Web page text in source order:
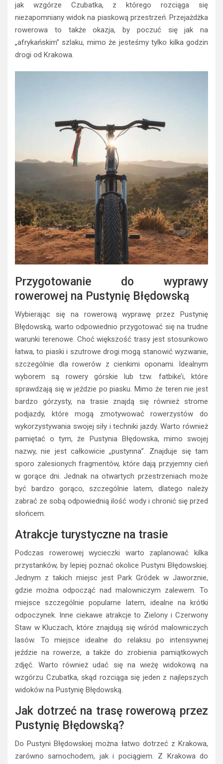
jak wzgórze Czubatka, z którego rozciąga się
niezapomniany widok na piaskową przestrzeń. Przejażdżka
rowerowa to także okazja, by poczuć się jak na
„afrykańskim” szlaku, mimo że jesteśmy tylko kilka godzin
drogi od Krakowa.
Przygotowanie do wyprawy
rowerowej na Pustynię Błędowską
Wybierając się na rowerową wyprawę przez Pustynię
Błędowską, warto odpowiednio przygotować się na trudne
warunki terenowe. Choć większość trasy jest stosunkowo
łatwa, to piaski i szutrowe drogi mogą stanowić wyzwanie,
szczególnie dla rowerów z cienkimi oponami. Idealnym
wyborem są rowery górskie lub tzw. fatbike’i, które
sprawdzają się w jeździe po piasku. Mimo że teren nie jest
bardzo górzysty, na trasie znajdą się również strome
podjazdy, które mogą zmotywować rowerzystów do
wykorzystywania swojej siły i techniki jazdy. Warto również
pamiętać o tym, że Pustynia Błędowska, mimo swojej
nazwy, nie jest całkowicie „pustynna”. Znajduje się tam
sporo zalesionych fragmentów, które dają przyjemny cień
w gorące dni. Jednak na otwartych przestrzeniach może
być bardzo gorąco, szczególnie latem, dlatego należy
zabrać ze sobą odpowiednią ilość wody i chronić się przed
słońcem.
Atrakcje turystyczne na trasie
Podczas rowerowej wycieczki warto zaplanować kilka
przystanków, by lepiej poznać okolice Pustyni Błędowskiej.
Jednym z takich miejsc jest Park Gródek w Jaworznie,
gdzie można odpocząć nad malowniczym zalewem. To
miejsce szczególnie popularne latem, idealne na krótki
odpoczynek. Inne ciekawe atrakcje to Zielony i Czerwony
Staw w Kluczach, które znajdują się wśród malowniczych
lasów. To miejsce idealne do relaksu po intensywnej
jeździe na rowerze, a także do zrobienia pamiątkowych
zdjęć. Warto również udać się na wieżę widokową na
wzgórzu Czubatka, skąd rozciąga się jeden z najlepszych
widoków na Pustynię Błędowską.
Jak dotrzeć na trasę rowerową przez
Pustynię Błędowską?
Do Pustyni Błędowskiej można łatwo dotrzeć z Krakowa,
zarówno samochodem, jak i pociągiem. Z Krakowa do